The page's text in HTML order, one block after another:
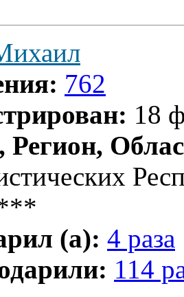
762
18
Регион,
(а): 4 раза
114